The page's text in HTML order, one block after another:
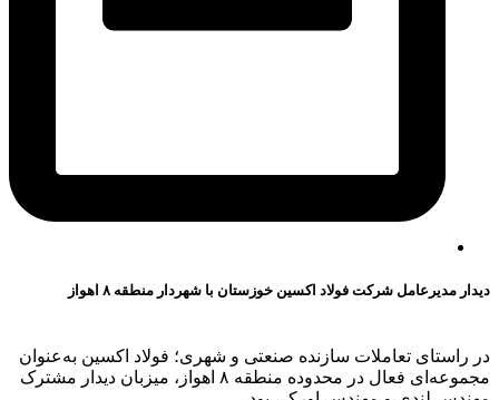
دیدار مدیرعامل شرکت فولاد اکسین خوزستان با شهردار منطقه ۸ اهواز
در راستای تعاملات سازنده صنعتی و شهری؛ فولاد اکسین به‌عنوان
مجموعه‌ای فعال در محدوده منطقه ۸ اهواز، میزبان دیدار مشترک